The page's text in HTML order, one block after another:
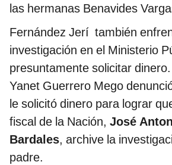
las hermanas Benavides
Fernández Jerí también
investigación en el Ministerio
presuntamente solicitar
Yanet Guerrero Mego
le solicitó dinero para lograr
fiscal de la Nación, José
Bardales, archive la
padre.